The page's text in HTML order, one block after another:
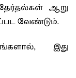
ஆறு
வேண்டும்.
இது